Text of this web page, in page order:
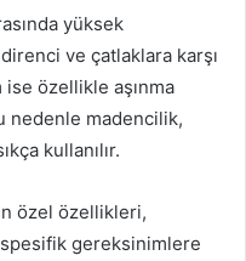
yüksek
direnci ve çatlaklara karşı
özellikle aşınma
nedenle madencilik,
kullanılır.
özel özellikleri,
gereksinimlere